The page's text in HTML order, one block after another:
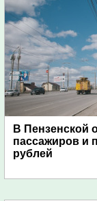
В Пензенской
пассажиров и
рублей